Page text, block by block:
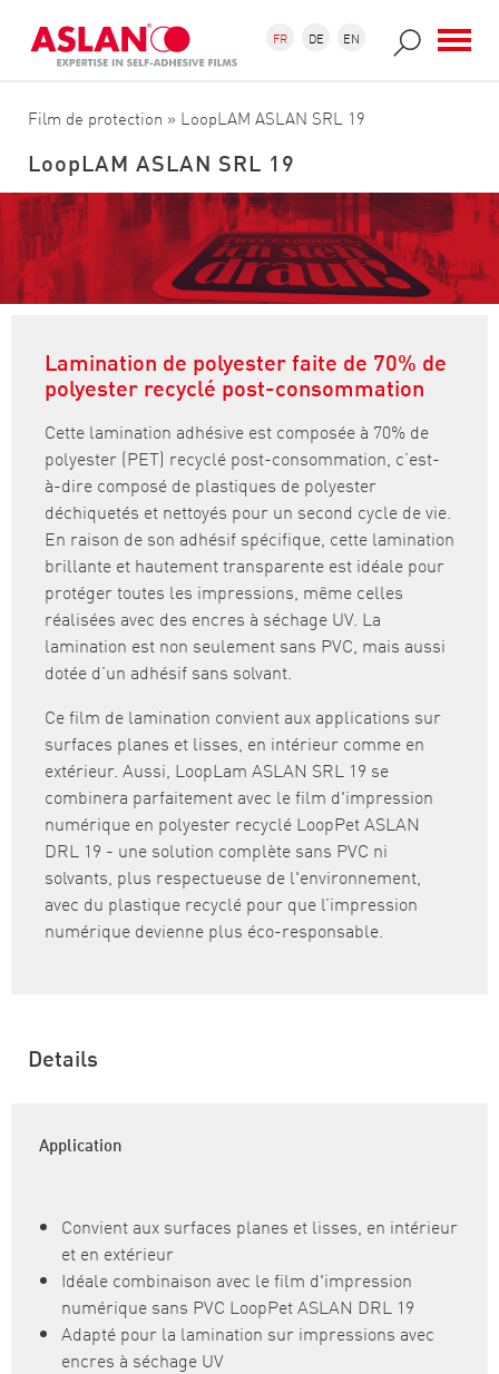
Formulaire de recherche
Recherche FR DE EN
Film de protection » LoopLAM ASLAN SRL 19
LoopLAM ASLAN SRL 19
Lamination de polyester faite de 70% de
polyester recyclé post-consommation
Cette lamination adhésive est composée à 70% de
polyester (PET) recyclé post-consommation, c’est-
à-dire composé de plastiques de polyester
déchiquetés et nettoyés pour un second cycle de vie.
En raison de son adhésif spécifique, cette lamination
brillante et hautement transparente est idéale pour
protéger toutes les impressions, même celles
réalisées avec des encres à séchage UV. La
lamination est non seulement sans PVC, mais aussi
dotée d’un adhésif sans solvant.
Ce film de lamination convient aux applications sur
surfaces planes et lisses, en intérieur comme en
extérieur. Aussi, LoopLam ASLAN SRL 19 se
combinera parfaitement avec le film d'impression
numérique en polyester recyclé LoopPet ASLAN
DRL 19 - une solution complète sans PVC ni
solvants, plus respectueuse de l'environnement,
avec du plastique recyclé pour que l’impression
numérique devienne plus éco-responsable.
Details
Application
Convient aux surfaces planes et lisses, en intérieur
et en extérieur
Idéale combinaison avec le film d'impression
numérique sans PVC LoopPet ASLAN DRL 19
Adapté pour la lamination sur impressions avec
encres à séchage UV